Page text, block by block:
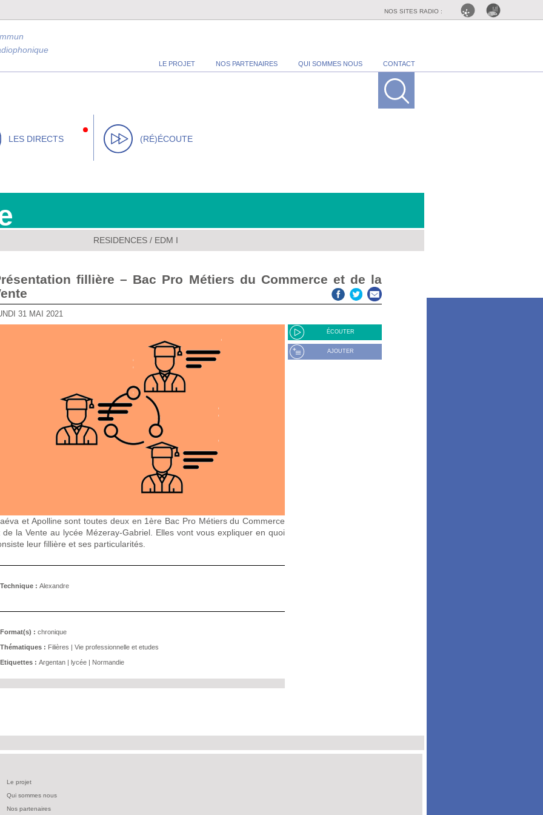
NOS SITES RADIO :
LE PROJET NOS PARTENAIRES QUI SOMMES NOUS CONTACT
LES DIRECTS (RÉ)ÉCOUTE
RESIDENCES / EDM I
de la
31 MAI 2021
ÉCOUTER
AJOUTER
et Apolline sont toutes deux en 1ère Bac Pro Métiers du Commerce
de la Vente au lycée Mézeray-Gabriel. Elles vont vous expliquer en quoi
leur fillière et ses particularités.
Technique : Alexandre
Format(s) : chronique
Thématiques : Filières | Vie professionnelle et etudes
Etiquettes : Argentan | lycée | Normandie
Le projet
Qui sommes nous
Nos partenaires